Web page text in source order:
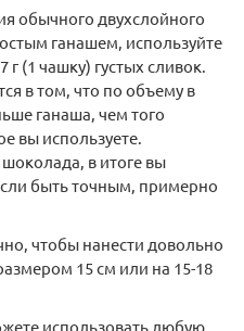
обычного двухслойного
ганашем, используйте
г (1 чашку) густых сливок.
в том, что по объему в
ганаша, чем того
вы используете.
в итоге вы
быть точным, примерно
чтобы нанести довольно
15 см или на 15-18
использовать любую